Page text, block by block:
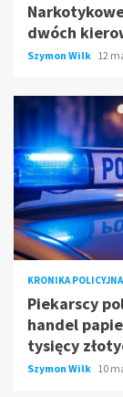
dwóch
Szymon Wilk 12
KRONIKA POLICYJNA
Piekarscy
handel
tysięcy
Szymon Wilk 10